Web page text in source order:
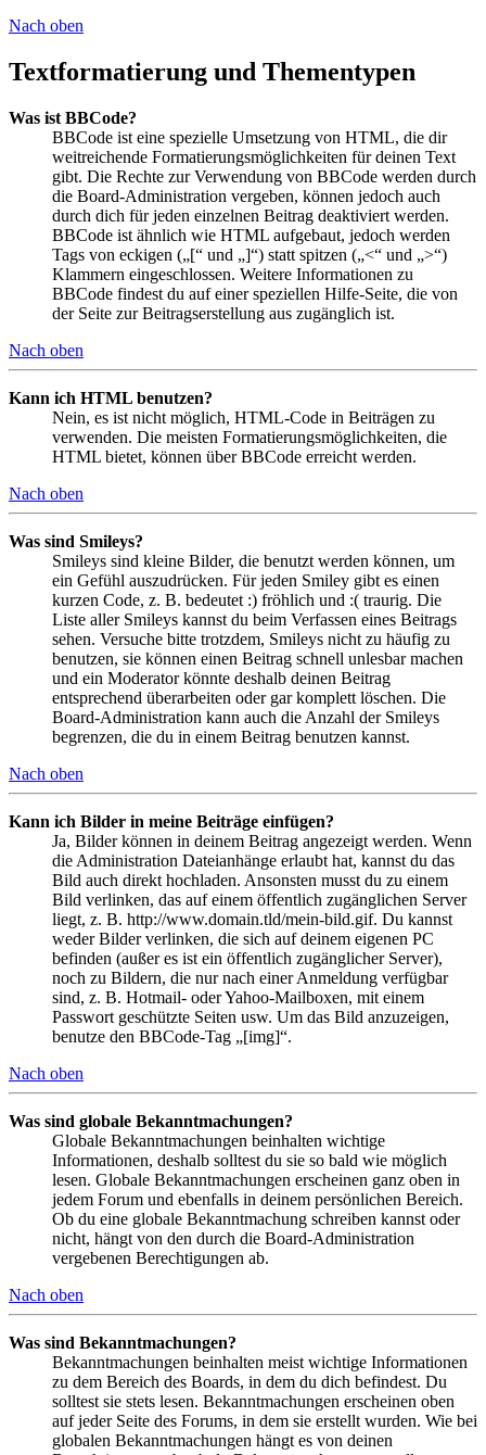
Nach oben
Textformatierung und Thementypen
Was ist BBCode?
BBCode ist eine spezielle Umsetzung von HTML, die dir
weitreichende Formatierungsmöglichkeiten für deinen Text
gibt. Die Rechte zur Verwendung von BBCode werden durch
die Board-Administration vergeben, können jedoch auch
durch dich für jeden einzelnen Beitrag deaktiviert werden.
BBCode ist ähnlich wie HTML aufgebaut, jedoch werden
Tags von eckigen („[“ und „]“) statt spitzen („<“ und „>“)
Klammern eingeschlossen. Weitere Informationen zu
BBCode findest du auf einer speziellen Hilfe-Seite, die von
der Seite zur Beitragserstellung aus zugänglich ist.
Nach oben
Kann ich HTML benutzen?
Nein, es ist nicht möglich, HTML-Code in Beiträgen zu
verwenden. Die meisten Formatierungsmöglichkeiten, die
HTML bietet, können über BBCode erreicht werden.
Nach oben
Was sind Smileys?
Smileys sind kleine Bilder, die benutzt werden können, um
ein Gefühl auszudrücken. Für jeden Smiley gibt es einen
kurzen Code, z. B. bedeutet :) fröhlich und :( traurig. Die
Liste aller Smileys kannst du beim Verfassen eines Beitrags
sehen. Versuche bitte trotzdem, Smileys nicht zu häufig zu
benutzen, sie können einen Beitrag schnell unlesbar machen
und ein Moderator könnte deshalb deinen Beitrag
entsprechend überarbeiten oder gar komplett löschen. Die
Board-Administration kann auch die Anzahl der Smileys
begrenzen, die du in einem Beitrag benutzen kannst.
Nach oben
Kann ich Bilder in meine Beiträge einfügen?
Ja, Bilder können in deinem Beitrag angezeigt werden. Wenn
die Administration Dateianhänge erlaubt hat, kannst du das
Bild auch direkt hochladen. Ansonsten musst du zu einem
Bild verlinken, das auf einem öffentlich zugänglichen Server
liegt, z. B. http://www.domain.tld/mein-bild.gif. Du kannst
weder Bilder verlinken, die sich auf deinem eigenen PC
befinden (außer es ist ein öffentlich zugänglicher Server),
noch zu Bildern, die nur nach einer Anmeldung verfügbar
sind, z. B. Hotmail- oder Yahoo-Mailboxen, mit einem
Passwort geschützte Seiten usw. Um das Bild anzuzeigen,
benutze den BBCode-Tag „[img]“.
Nach oben
Was sind globale Bekanntmachungen?
Globale Bekanntmachungen beinhalten wichtige
Informationen, deshalb solltest du sie so bald wie möglich
lesen. Globale Bekanntmachungen erscheinen ganz oben in
jedem Forum und ebenfalls in deinem persönlichen Bereich.
Ob du eine globale Bekanntmachung schreiben kannst oder
nicht, hängt von den durch die Board-Administration
vergebenen Berechtigungen ab.
Nach oben
Was sind Bekanntmachungen?
Bekanntmachungen beinhalten meist wichtige Informationen
zu dem Bereich des Boards, in dem du dich befindest. Du
solltest sie stets lesen. Bekanntmachungen erscheinen oben
auf jeder Seite des Forums, in dem sie erstellt wurden. Wie bei
globalen Bekanntmachungen hängt es von deinen